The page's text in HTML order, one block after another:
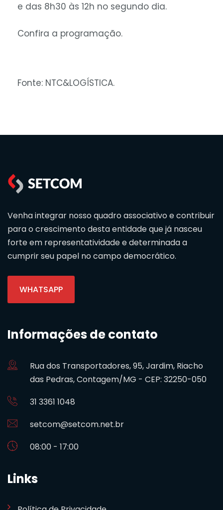
e das 8h30 às 12h no segundo dia.
Confira a programação.
Fonte: NTC&LOGÍSTICA.
Venha integrar nosso quadro associativo e contribuir
para o crescimento desta entidade que já nasceu
forte em representatividade e determinada a
cumprir seu papel no campo democrático.
WHATSAPP
Informações de contato
Rua dos Transportadores, 95, Jardim, Riacho
das Pedras, Contagem/MG - CEP: 32250-050
31 3361 1048
setcom@setcom.net.br
08:00 - 17:00
Links